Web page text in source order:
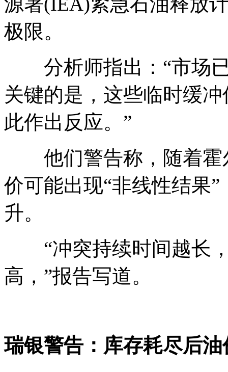
极限。
分析师指出：“市场已
关键的是，这些临时缓
此作出反应。”
他们警告称，随着霍
价可能出现“非线性结果
升。
“冲突持续时间越长，
高，”报告写道。
瑞银警告：库存耗尽后